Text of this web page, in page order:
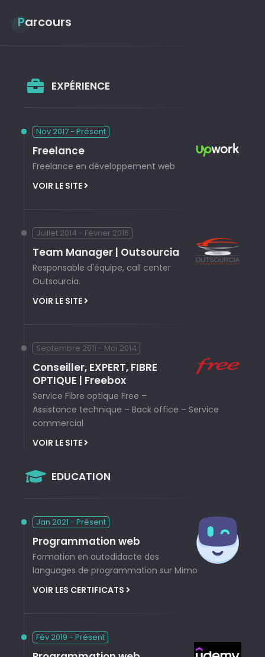
Parcours
EXPÉRIENCE
Nov 2017 - Présent
Freelance
Freelance en développement web
VOIR LE SITE
Juillet 2014 - Février 2016
Team Manager | Outsourcia
Responsable d'équipe, call center
Outsourcia.
VOIR LE SITE
Septembre 2011 - Mai 2014
Conseiller, EXPERT, FIBRE
OPTIQUE | Freebox
Service Fibre optique Free –
Assistance technique – Back office – Service
commercial
VOIR LE SITE
EDUCATION
Jan 2021 - Présent
Programmation web
Formation en autodidacte des
languages de programmation sur Mimo
VOIR LES CERTIFICATS
Fév 2019 - Présent